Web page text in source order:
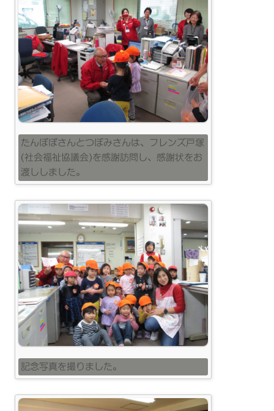
たんぽぽさんとつぼみさんは、フレンズ戸塚
(社会福祉協議会)を感謝訪問し、感謝状をお
渡ししました。
記念写真を撮りました。